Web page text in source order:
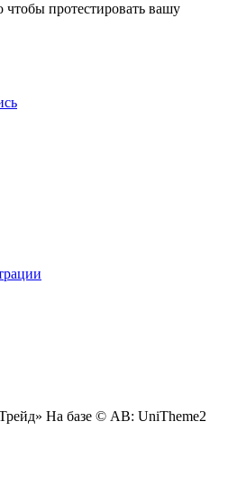
чтобы протестировать вашу
На базе © AB: UniTheme2